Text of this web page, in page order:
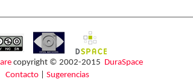
copyright © 2002-2015 DuraSpace
Contacto| Sugerencias